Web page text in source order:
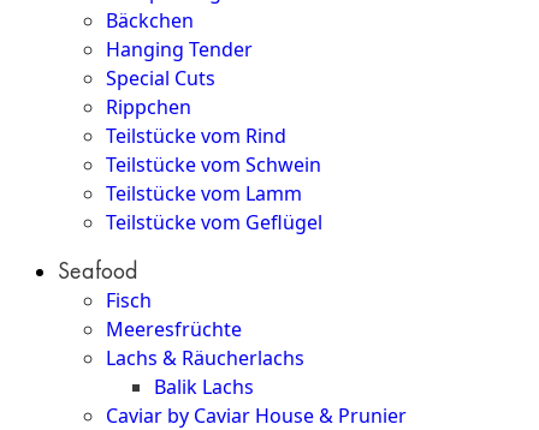
Bäckchen
Hanging Tender
Special Cuts
Rippchen
Teilstücke vom Rind
Teilstücke vom Schwein
Teilstücke vom Lamm
Teilstücke vom Geflügel
Seafood
Fisch
Meeresfrüchte
Lachs & Räucherlachs
Balik Lachs
Caviar by Caviar House & Prunier